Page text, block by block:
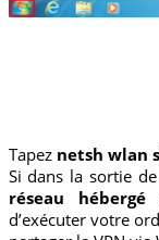
Tapez netsh wlan
Si dans la sortie
réseau
d’exécuter votre